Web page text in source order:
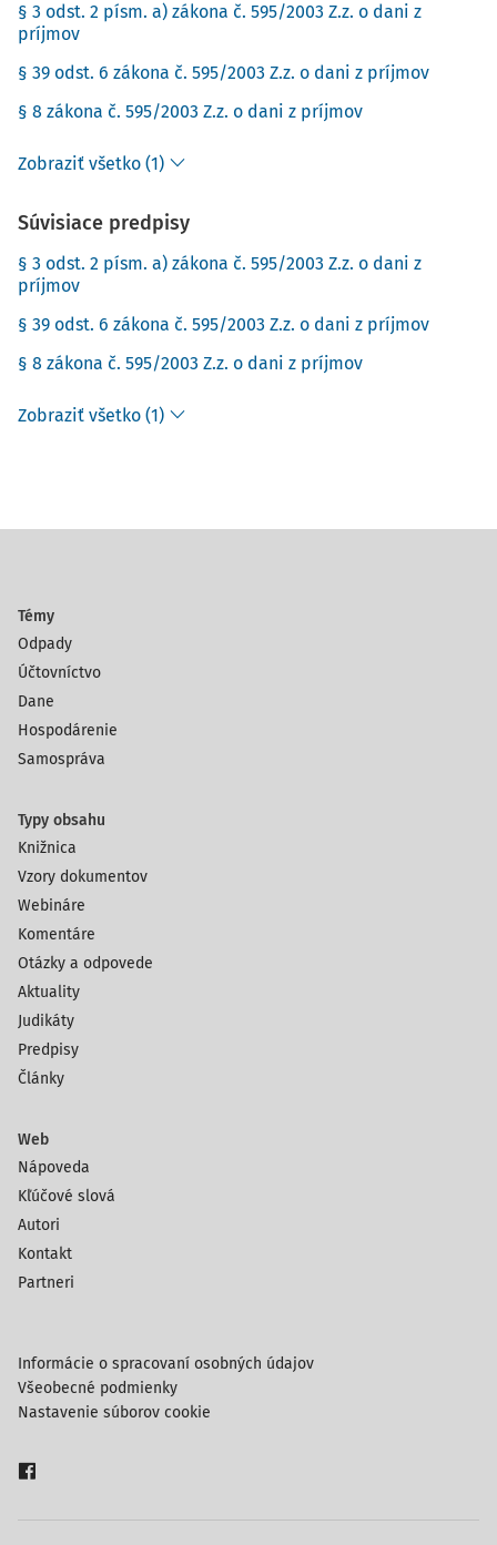
§ 3 odst. 2 písm. a) zákona č. 595/2003 Z.z. o dani z
príjmov
§ 39 odst. 6 zákona č. 595/2003 Z.z. o dani z príjmov
§ 8 zákona č. 595/2003 Z.z. o dani z príjmov
Zobraziť všetko (1)
Súvisiace predpisy
§ 3 odst. 2 písm. a) zákona č. 595/2003 Z.z. o dani z
príjmov
§ 39 odst. 6 zákona č. 595/2003 Z.z. o dani z príjmov
§ 8 zákona č. 595/2003 Z.z. o dani z príjmov
Zobraziť všetko (1)
Témy
Odpady
Účtovníctvo
Dane
Hospodárenie
Samospráva
Typy obsahu
Knižnica
Vzory dokumentov
Webináre
Komentáre
Otázky a odpovede
Aktuality
Judikáty
Predpisy
Články
Web
Nápoveda
Kľúčové slová
Autori
Kontakt
Partneri
Informácie o spracovaní osobných údajov
Všeobecné podmienky
Nastavenie súborov cookie